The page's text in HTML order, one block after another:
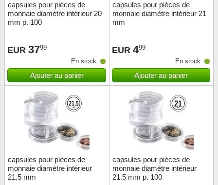
capsules pour pièces de
monnaie diamètre intérieur 20
mm p. 100
EUR 3799
En stock
Ajouter au panier
capsules pour pièces de
monnaie diamètre intérieur 21
mm
EUR 499
En stock
Ajouter au panier
capsules pour pièces de
monnaie diamètre intérieur
21,5 mm
capsules pour pièces de
monnaie diamètre intérieur
21.5 mm p. 100